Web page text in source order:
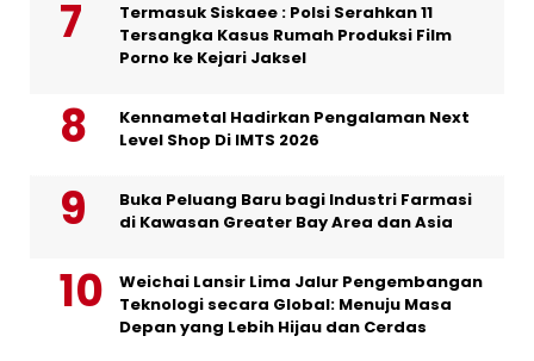
Termasuk Siskaee : Polsi Serahkan 11
Tersangka Kasus Rumah Produksi Film
Porno ke Kejari Jaksel
Kennametal Hadirkan Pengalaman Next
Level Shop Di IMTS 2026
Buka Peluang Baru bagi Industri Farmasi
di Kawasan Greater Bay Area dan Asia
Weichai Lansir Lima Jalur Pengembangan
Teknologi secara Global: Menuju Masa
Depan yang Lebih Hijau dan Cerdas